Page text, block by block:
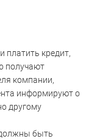
кредит,
получают
компании,
информируют о
другому
быть